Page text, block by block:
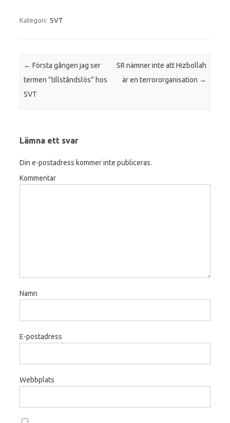
Kategori: SVT
Inläggsnavigering
← Första gången jag ser
termen ”tillståndslös” hos
SVT
SR nämner inte att Hizbollah
är en terrororganisation →
Lämna ett svar
Din e-postadress kommer inte publiceras.
Kommentar
Namn
E-postadress
Webbplats